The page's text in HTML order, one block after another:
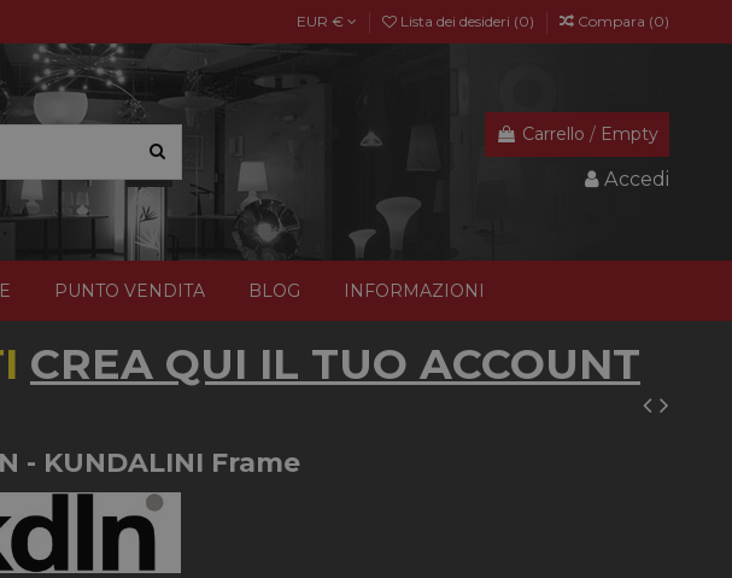
EUR € Lista dei desideri (0) Compara (0)
Carrello / Empty
Accedi
PUNTO VENDITA BLOG INFORMAZIONI
CREA QUI IL TUO ACCOUNT
- KUNDALINI Frame